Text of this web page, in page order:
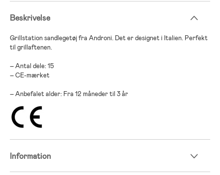
Beskrivelse
Grillstation sandlegetøj fra Androni. Det er designet i Italien. Perfekt
til grillaftenen.
– Antal dele: 15
– CE-mærket
– Anbefalet alder: Fra 12 måneder til 3 år
Information